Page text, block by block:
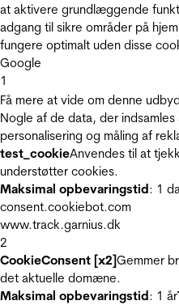
at aktivere grundlæggende
adgang til sikre områder på
fungere optimalt uden disse
Google
1
Få mere at vide om denne
Nogle af de data, der
personalisering og måling af
test_cookieAnvendes til at
understøtter cookies.
Maksimal opbevaringstid: 1
consent.cookiebot.com
www.track.garnius.dk
2
CookieConsent [x2]Gemmer
det aktuelle domæne.
Maksimal opbevaringstid: 1 år